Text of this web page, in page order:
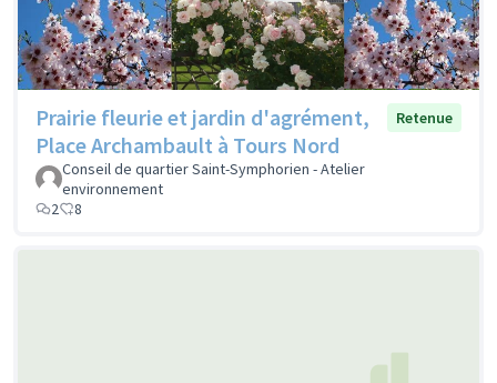
Prairie fleurie et jardin d'agrément,
Place Archambault à Tours Nord
Retenue
Conseil de quartier Saint-Symphorien - Atelier
environnement
2
8